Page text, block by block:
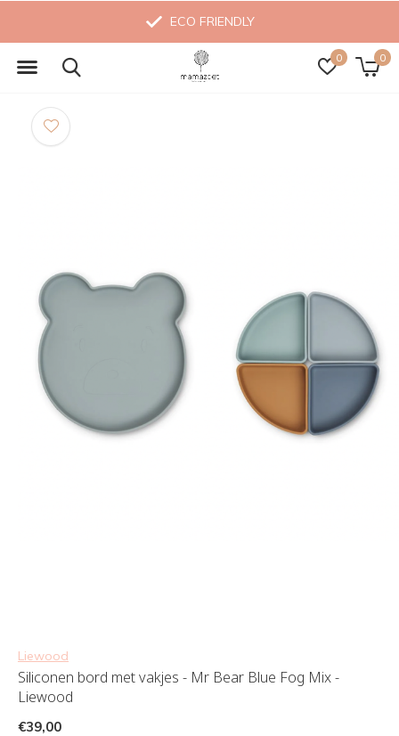
0 0
ECO FRIENDLY
Liewood
Siliconen bord met vakjes - Mr Bear Blue Fog Mix -
Liewood
€39,00